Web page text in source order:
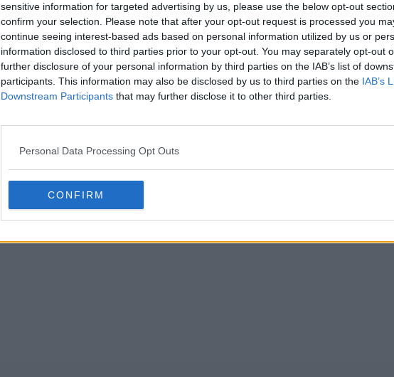
sensitive information for targeted advertising by us, please use the below opt-out
confirm your selection. Please note that after your opt-out request is processed you
continue seeing interest-based ads based on personal information utilized by us or
information disclosed to third parties prior to your opt-out. You may separately opt-out
further disclosure of your personal information by third parties on the IAB’s list of
participants. This information may also be disclosed by us to third parties on the IAB’s
Downstream Participants that may further disclose it to other third parties.
Personal Data Processing Opt Outs
CONFIRM